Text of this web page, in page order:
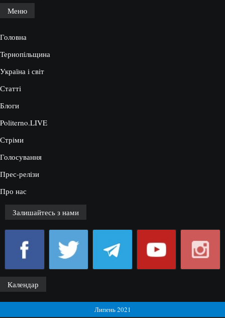
Меню
Головна
Тернопільщина
Україна і світ
Статті
Блоги
Politerno.LIVE
Стріми
Голосування
Прес-релізи
Про нас
Залишайтесь з нами
Календар
Липень 2021